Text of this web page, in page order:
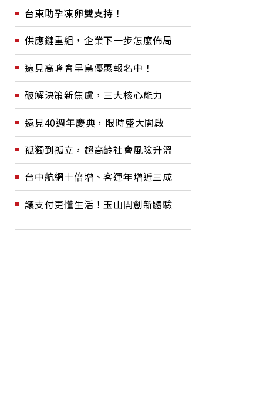
台東助孕凍卵雙支持！
供應鏈重組，企業下一步怎麼佈局
遠見高峰會早鳥優惠報名中！
破解決策新焦慮，三大核心能力
遠見40週年慶典，限時盛大開啟
孤獨到孤立，超高齡社會風險升溫
台中航網十倍增、客運年增近三成
讓支付更懂生活！玉山開創新體驗